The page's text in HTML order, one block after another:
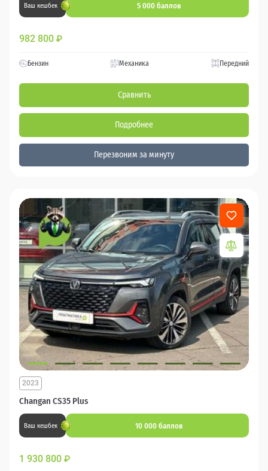
Ваш кешбек 5 000 баллов
982 800 ₽
Бензин Механика Передний
Сравнить
Подробнее
Перезвоним за минуту
Changan CS35 Plus
2023
Ваш кешбек 10 000 баллов
1 930 800 ₽